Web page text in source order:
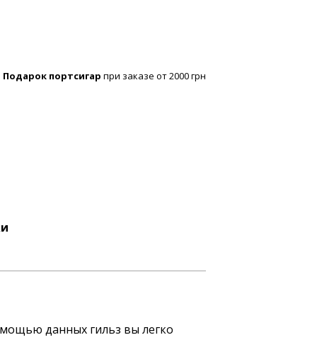
Подарок портсигар при заказе от 2000 грн
данных гильз вы легко